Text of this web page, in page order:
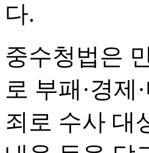
다.
중수청법은
로 부패·경제
죄로 수사 대